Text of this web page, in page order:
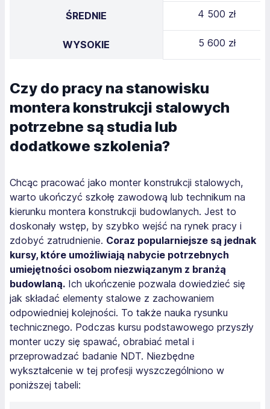
ŚREDNIE 4 500 zł
WYSOKIE 5 600 zł
Czy do pracy na stanowisku
montera konstrukcji stalowych
potrzebne są studia lub
dodatkowe szkolenia?
Chcąc pracować jako monter konstrukcji stalowych,
warto ukończyć szkołę zawodową lub technikum na
kierunku montera konstrukcji budowlanych. Jest to
doskonały wstęp, by szybko wejść na rynek pracy i
zdobyć zatrudnienie. Coraz popularniejsze są jednak
kursy, które umożliwiają nabycie potrzebnych
umiejętności osobom niezwiązanym z branżą
budowlaną. Ich ukończenie pozwala dowiedzieć się
jak składać elementy stalowe z zachowaniem
odpowiedniej kolejności. To także nauka rysunku
technicznego. Podczas kursu podstawowego przyszły
monter uczy się spawać, obrabiać metal i
przeprowadzać badanie NDT. Niezbędne
wykształcenie w tej profesji wyszczególniono w
poniższej tabeli: